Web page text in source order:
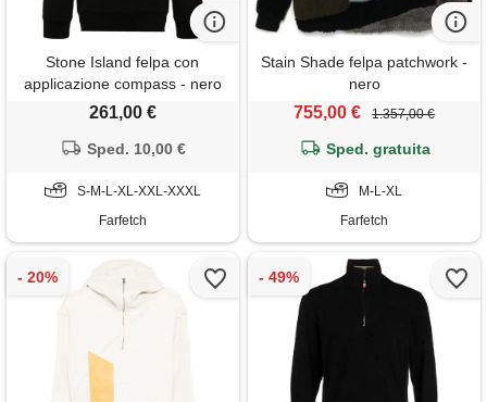
Stone Island felpa con
applicazione compass - nero
261,00 €
Sped. 10,00 €
S-M-L-XL-XXL-XXXL
Farfetch
Stain Shade felpa patchwork -
nero
755,00 € 1.357,00 €
Sped. gratuita
M-L-XL
Farfetch